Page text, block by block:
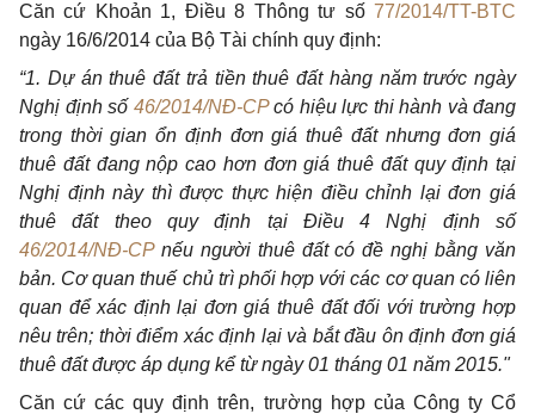
Căn cứ Khoản 1, Điều 8 Thông tư số 77/2014/TT-BTC
ngày 16/6/2014 của Bộ Tài chính quy định:
“1. Dự án thuê đất trả tiền thuê đất hàng năm trước ngày
Nghị định số 46/2014/NĐ-CPcó hiệu lực thi hành và đang
trong thời gian ổn định đơn giá thuê đất nhưng đơn giá
thuê đất đang nộp cao hơn đơn giá thuê đất quy định tại
Nghị định này thì được thực hiện điều chỉnh lại đơn giá
thuê đất theo quy định tại Điều 4 Nghị định số
46/2014/NĐ-CPnếu người thuê đất có đề nghị bằng văn
bản. Cơ quan thuế chủ trì phối hợp với các cơ quan có liên
quan để xác định lại đơn giá thuê đất đối với trường hợp
nêu trên; thời điểm xác định lại và bắt đầu ôn định đơn giá
thuê đất được áp dụng kể từ ngày 01 tháng 01 năm 2015."
Căn cứ các quy định trên, trường hợp của Công ty Cổ